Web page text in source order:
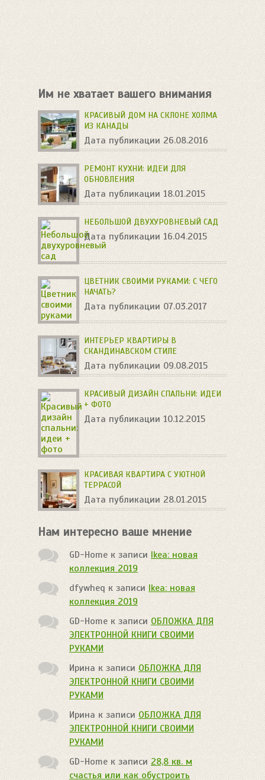
Им не хватает вашего внимания
КРАСИВЫЙ ДОМ НА СКЛОНЕ ХОЛМА
ИЗ КАНАДЫ
Дата публикации 26.08.2016
РЕМОНТ КУХНИ: ИДЕИ ДЛЯ
ОБНОВЛЕНИЯ
Дата публикации 18.01.2015
НЕБОЛЬШОЙ ДВУХУРОВНЕВЫЙ САД
Дата публикации 16.04.2015
ЦВЕТНИК СВОИМИ РУКАМИ: С ЧЕГО
НАЧАТЬ?
Дата публикации 07.03.2017
ИНТЕРЬЕР КВАРТИРЫ В
СКАНДИНАВСКОМ СТИЛЕ
Дата публикации 09.08.2015
КРАСИВЫЙ ДИЗАЙН СПАЛЬНИ: ИДЕИ
+ ФОТО
Дата публикации 10.12.2015
КРАСИВАЯ КВАРТИРА С УЮТНОЙ
ТЕРРАСОЙ
Дата публикации 28.01.2015
Нам интересно ваше мнение
GD-Homeк записиIkea: новая
коллекция 2019
dfywheq к записиIkea: новая
коллекция 2019
GD-Home к записи ОБЛОЖКА ДЛЯ
ЭЛЕКТРОННОЙ КНИГИ СВОИМИ
РУКАМИ
Ирина к записиОБЛОЖКА ДЛЯ
ЭЛЕКТРОННОЙ КНИГИ СВОИМИ
РУКАМИ
Ирина к записи ОБЛОЖКА ДЛЯ
ЭЛЕКТРОННОЙ КНИГИ СВОИМИ
РУКАМИ
GD-Homeк записи 28,8 кв. м
счастья или как обустроить